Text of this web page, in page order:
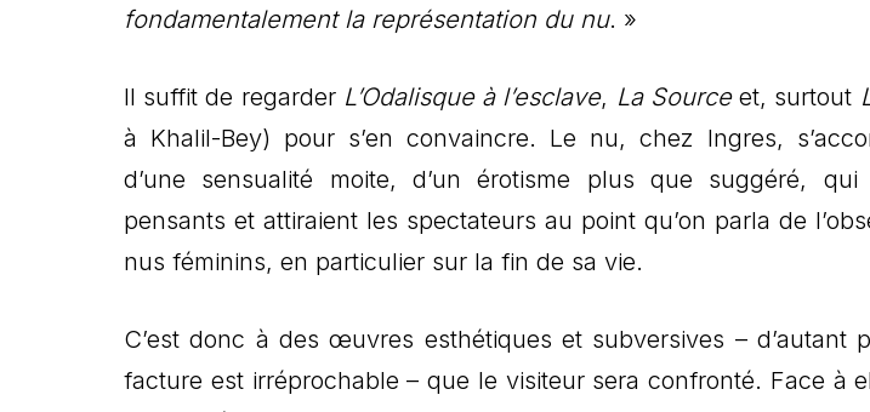
fondamentalement la représentation du nu. »
Il suffit de regarder L’Odalisque à l’esclave, La Sourceet, surtout
à Khalil-Bey) pour s’en convaincre. Le nu, chez Ingres,
d’une sensualité moite, d’un érotisme plus que suggéré,
pensants et attiraient les spectateurs au point qu’on parla de
nus féminins, en particulier sur la fin de sa vie.
C’est donc à des œuvres esthétiques et subversives – d’autant
facture est irréprochable – que le visiteur sera confronté. Face à